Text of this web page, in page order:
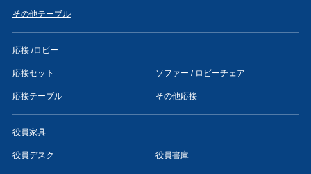
その他テーブル
応接 /ロビー
応接セット ソファー / ロビーチェア
応接テーブル その他応接
役員家具
役員デスク 役員書庫